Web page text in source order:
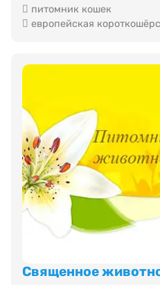
питомник кошек
европейская
Священное